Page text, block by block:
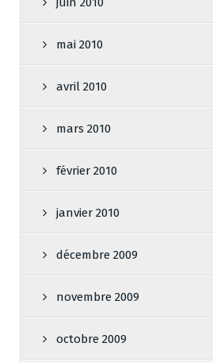
mai 2010
avril 2010
mars 2010
février 2010
janvier 2010
décembre 2009
novembre 2009
octobre 2009